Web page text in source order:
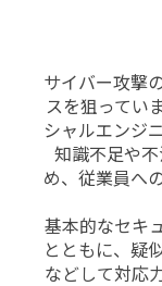
サイバー攻撃
スを狙ってい
シャルエンジ
知識不足や
め、従業員へ
基本的なセキ
とともに、疑
などして対応